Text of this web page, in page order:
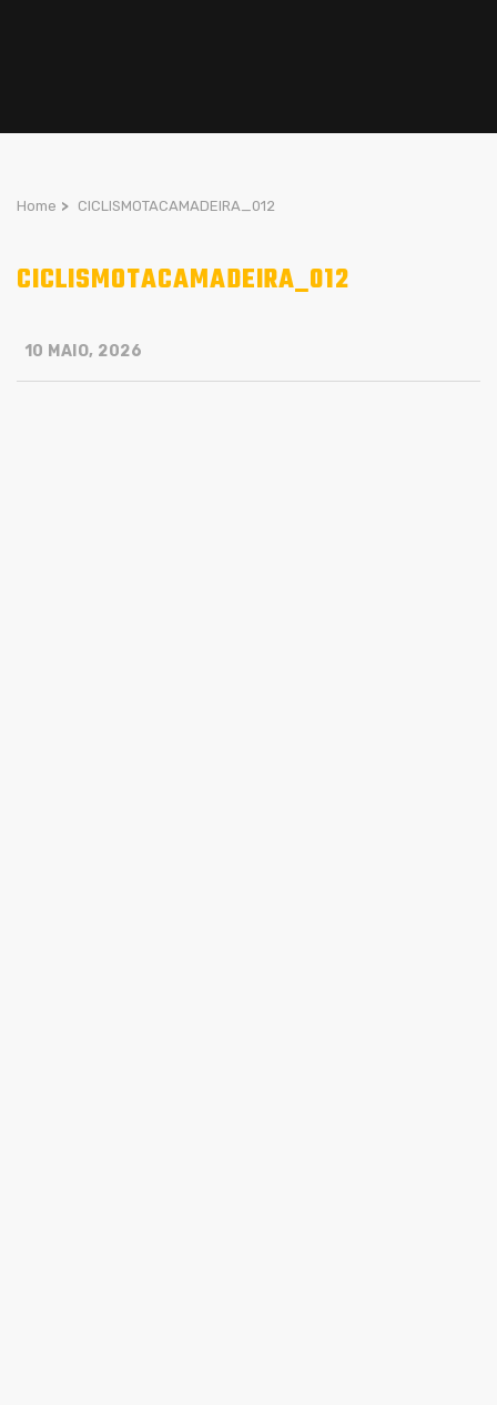
Home > CICLISMOTACAMADEIRA_012
CICLISMOTACAMADEIRA_012
10 MAIO, 2026